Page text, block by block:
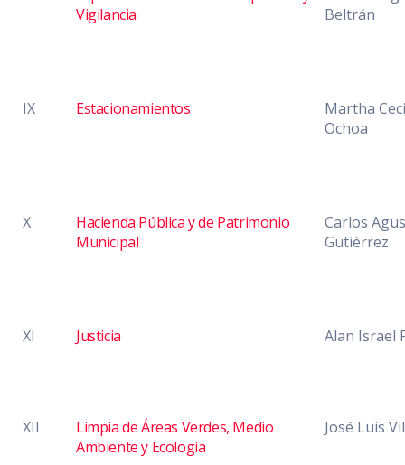
Vigilancia
Beltrán
IX Estacionamientos
Martha
Ochoa
X
Hacienda Pública y de Patrimonio
Municipal
Carlos
Gutiérrez
XI Justicia Alan Israel
XII
Limpia de Áreas Verdes, Medio
Ambiente y Ecología
José Luis